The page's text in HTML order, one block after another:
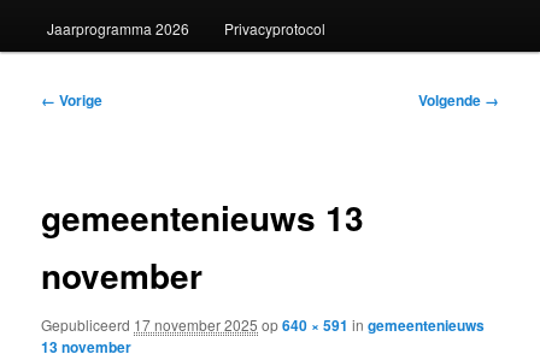
Jaarprogramma 2026 Privacyprotocol
Afbeeldingsnavigatie
← Vorige Volgende →
gemeentenieuws 13
november
Gepubliceerd 17 november 2025 op640 × 591 ingemeentenieuws
13 november